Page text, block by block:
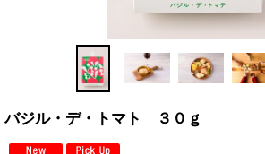
バジル・デ・トマト ３０ｇ